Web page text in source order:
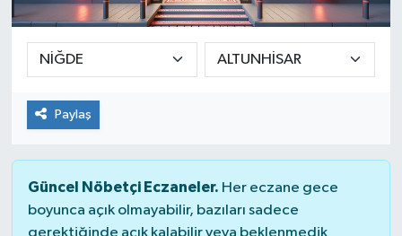
Paylaş
Güncel Nöbetçi Eczaneler. Her eczane gece
boyunca açık olmayabilir, bazıları sadece
Ekonomi
Sağlık
Teknoloji